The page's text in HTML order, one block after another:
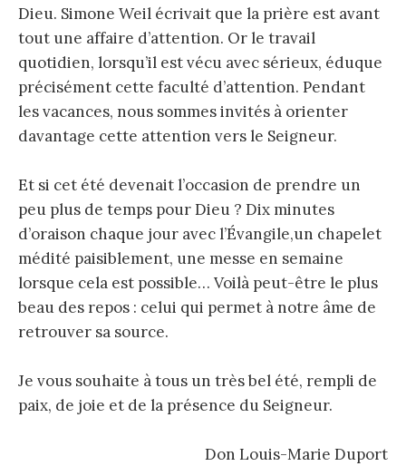
Dieu. Simone Weil écrivait que la prière est avant
tout une affaire d’attention. Or le travail
quotidien, lorsqu’il est vécu avec sérieux, éduque
précisément cette faculté d’attention. Pendant
les vacances, nous sommes invités à orienter
davantage cette attention vers le Seigneur.
Et si cet été devenait l’occasion de prendre un
peu plus de temps pour Dieu ? Dix minutes
d’oraison chaque jour avec l’Évangile,un chapelet
médité paisiblement, une messe en semaine
lorsque cela est possible… Voilà peut-être le plus
beau des repos : celui qui permet à notre âme de
retrouver sa source.
Je vous souhaite à tous un très bel été, rempli de
paix, de joie et de la présence du Seigneur.
Don Louis-Marie Duport